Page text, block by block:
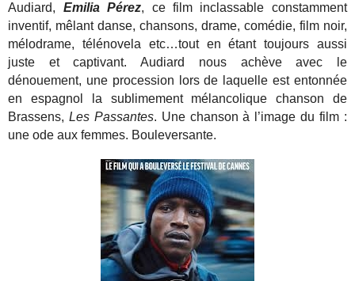
Audiard, Emilia Pérez, ce film inclassable constamment
inventif, mêlant danse, chansons, drame, comédie, film noir,
mélodrame, télénovela etc…tout en étant toujours aussi
juste et captivant. Audiard nous achève avec le
dénouement, une procession lors de laquelle est entonnée
en espagnol la sublimement mélancolique chanson de
Brassens, Les Passantes. Une chanson à l’image du film :
une ode aux femmes. Bouleversante.